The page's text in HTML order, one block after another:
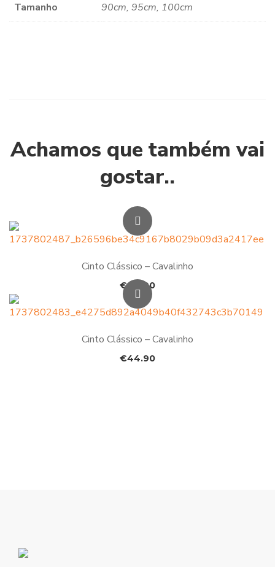
Tamanho 90cm, 95cm, 100cm
Achamos que também vai
gostar..
Cinto Clássico – Cavalinho
€44.90
Cinto Clássico – Cavalinho
€44.90